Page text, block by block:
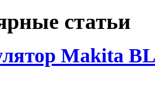
статьи
Makita